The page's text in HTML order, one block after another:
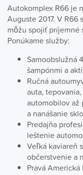
Autokomplex R66 je
Auguste 2017. V
môžu spojiť príjemné
Ponúkame služby:
Samoobslužná
šampónmi a
Ručná
auta,
automobilov až
a nanášanie
Predajňa
leštenie
Veľká kaviareň
občerstvenie a
Pravá Americká